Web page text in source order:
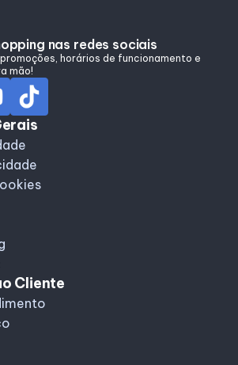
nas redes sociais
horários de funcionamento e
mão!
Cliente